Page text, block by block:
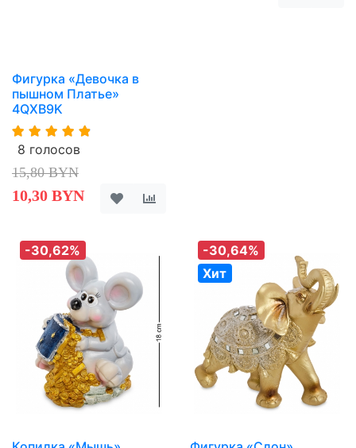
Фигурка «Девочка в
пышном Платье»
4QXB9K
8 голосов
15,80 BYN
10,30 BYN
-30,62%
-30,64%
Хит